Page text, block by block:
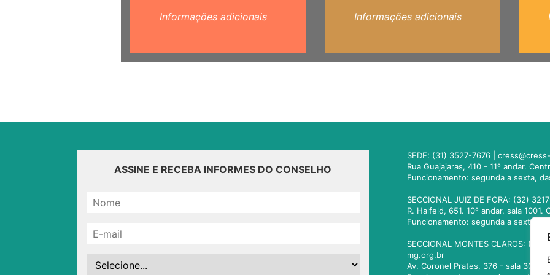
Informações adicionais Informações adicionais
ASSINE E RECEBA INFORMES DO CONSELHO
SEDE: (31) 3527-7676 |
Rua Guajajaras, 410 - 11º andar.
Funcionamento: segunda a sexta,
SECCIONAL JUIZ DE FORA: (32)
R. Halfeld, 651. 10º andar, sala
Funcionamento: segunda a sexta,
SECCIONAL MONTES CLAROS:
mg.org.br
Av. Coronel Prates, 376 - sala 301.